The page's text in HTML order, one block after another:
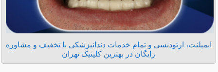
ایمپلنت، ارتودنسی و تمام خدمات دندانپزشکی با تخفیف و مشاوره
رایگان در بهترین کلینیک تهران